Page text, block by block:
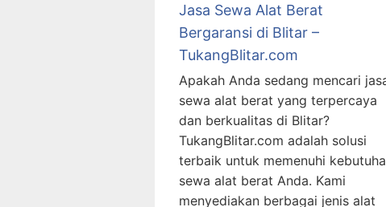
Jasa Sewa Alat Berat
Bergaransi di Blitar –
TukangBlitar.com
Apakah Anda sedang mencari
sewa alat berat yang terpercaya
dan berkualitas di Blitar?
TukangBlitar.com adalah solusi
terbaik untuk memenuhi
sewa alat berat Anda. Kami
menyediakan berbagai jenis alat